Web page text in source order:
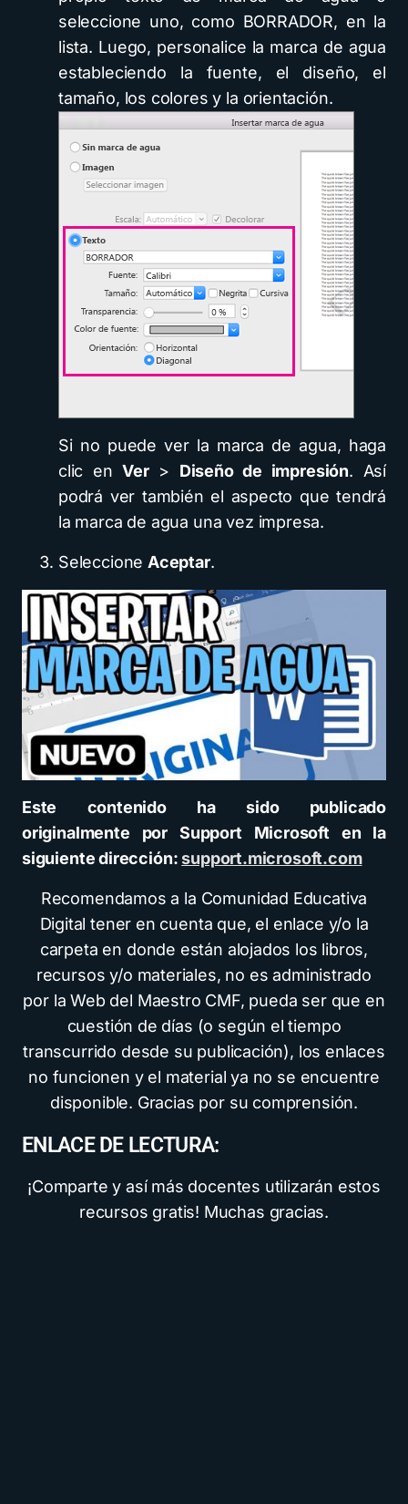
seleccione uno, como BORRADOR, en la
lista. Luego, personalice la marca de agua
estableciendo la fuente, el diseño, el
tamaño, los colores y la orientación.
Si no puede ver la marca de agua, haga
clic enVer> Diseño de impresión. Así
podrá ver también el aspecto que tendrá
la marca de agua una vez impresa.
SeleccioneAceptar.
Este contenido ha sido publicado
originalmente por Support Microsoft en la
siguiente dirección:support.microsoft.com
Recomendamos a la Comunidad Educativa
Digital tener en cuenta que, el enlace y/o la
carpeta en donde están alojados los libros,
recursos y/o materiales, no es administrado
por la Web del Maestro CMF, pueda ser que en
cuestión de días (o según el tiempo
transcurrido desde su publicación), los enlaces
no funcionen y el material ya no se encuentre
disponible. Gracias por su comprensión.
ENLACE DE LECTURA:
¡Comparte y así más docentes utilizarán estos
recursos gratis! Muchas gracias.